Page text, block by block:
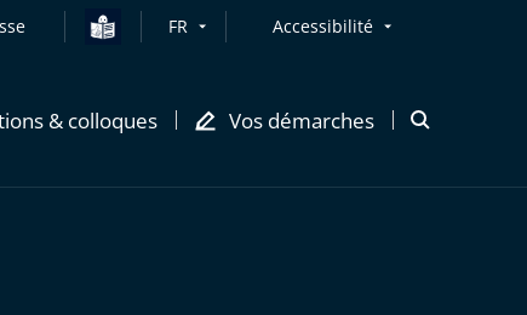
FR Accessibilité
& colloques Vos démarches
Ouvrir